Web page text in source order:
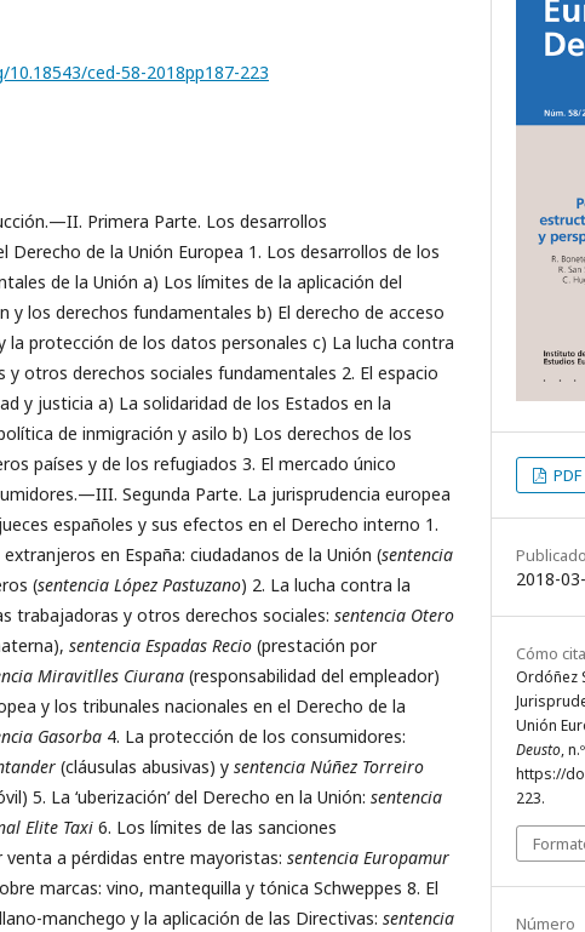
ced-58-2018pp187-223
Primera Parte. Los desarrollos
Derecho de la Unión Europea 1. Los desarrollos de los
de la Unión a) Los límites de la aplicación del
y los derechos fundamentales b) El derecho de acceso
la protección de los datos personales c) La lucha contra
y otros derechos sociales fundamentales 2. El espacio
y justicia a) La solidaridad de los Estados en la
de inmigración y asilo b) Los derechos de los
países y de los refugiados 3. El mercado único
Segunda Parte. La jurisprudencia europea
españoles y sus efectos en el Derecho interno 1.
en España: ciudadanos de la Unión (sentencia
(sentencia López Pastuzano) 2. La lucha contra la
trabajadoras y otros derechos sociales: sentencia Otero
sentencia Espadas Recio (prestación por
Miravitlles Ciurana (responsabilidad del empleador)
y los tribunales nacionales en el Derecho de la
Gasorba 4. La protección de los consumidores:
(cláusulas abusivas) y sentencia Núñez Torreiro
5. La ‘uberización’ del Derecho en la Unión: sentencia
Elite Taxi 6. Los límites de las sanciones
a pérdidas entre mayoristas: sentencia Europamur
marcas: vino, mantequilla y tónica Schweppes 8. El
manchego y la aplicación de las Directivas: sentencia
PDF
Publicado
2018-
Cómo
Ordóñez
Unión
Deusto,
https://
223.
Número